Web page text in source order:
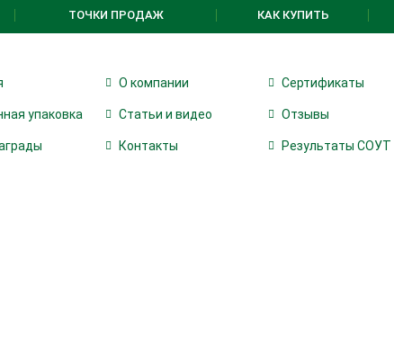
ТОЧКИ ПРОДАЖ КАК КУПИТЬ
О компании Сертификаты
упаковка Статьи и видео Отзывы
Контакты Результаты СОУТ